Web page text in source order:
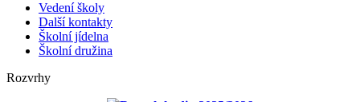
Vedení školy
Další kontakty
Školní jídelna
Školní družina
Rozvrhy